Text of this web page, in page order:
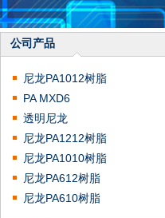
公司产品
尼龙PA1012树脂
PA MXD6
透明尼龙
尼龙PA1212树脂
尼龙PA1010树脂
尼龙PA612树脂
尼龙PA610树脂